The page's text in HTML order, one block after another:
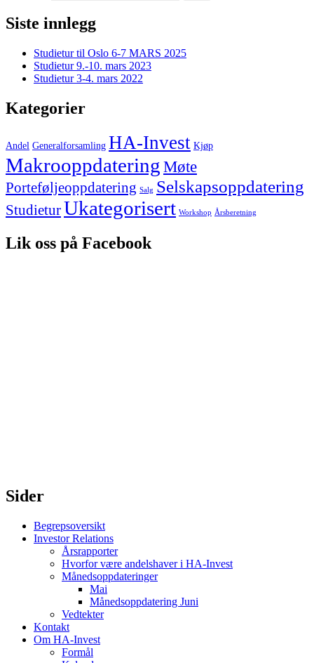
Siste innlegg
Studietur til Oslo 6-7 MARS 2025
Studietur 9.-10. mars 2023
Studietur 3-4. mars 2022
Kategorier
Andel Generalforsamling HA-Invest Kjøp
MakrooppdateringMøte
Porteføljeoppdatering Salg Selskapsoppdatering
StudieturUkategorisert Workshop Årsberetning
Lik oss på Facebook
Sider
Begrepsoversikt
Investor Relations
Årsrapporter
Hvorfor være andelshaver i HA-Invest
Månedsoppdateringer
Mai
Månedsoppdatering Juni
Vedtekter
Kontakt
Om HA-Invest
Formål